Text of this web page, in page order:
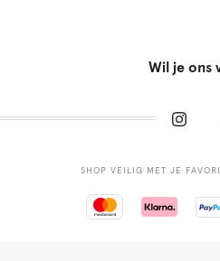
Wil je ons
SHOP VEILIG MET JE